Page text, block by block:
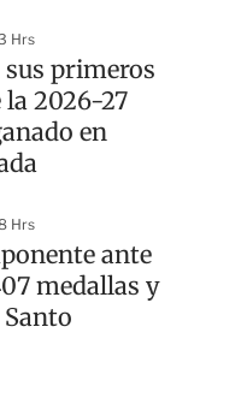
Hrs
sus primeros
2026-27
en
Hrs
ante
medallas y
Santo